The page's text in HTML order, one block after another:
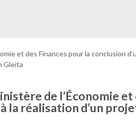
et des Finances pour la conclusion
Gleita
de l’Économie
réalisation d’un